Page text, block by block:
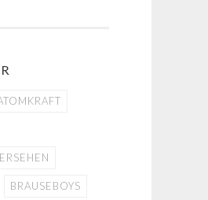
BRAUSEBOYS